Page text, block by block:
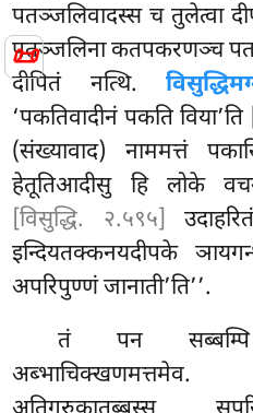
📜
पतञ्जलिवादस्स च तुलेत्वा
पतञ्जलिना कतपकरणञ्च
दीपितं नत्थि.
‘पकतिवादीनं पकति विया’ति
(संख्यावाद) नाममत्तं
हेतूतिआदीसु हि लोके
[विसुद्धि. २.५९५]
इन्दियतक्कनयदीपके
अपरिपुण्णं जानाती’ति’’.
तं पन